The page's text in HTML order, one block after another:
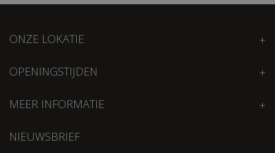
ONZE LOKATIE
OPENINGSTIJDEN
MEER INFORMATIE
NIEUWSBRIEF